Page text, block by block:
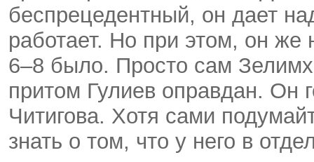
беспрецедентный, он дает
работает. Но при этом, он же
6–8 было. Просто сам
притом Гулиев оправдан. Он
Читигова. Хотя сами
знать о том, что у него в